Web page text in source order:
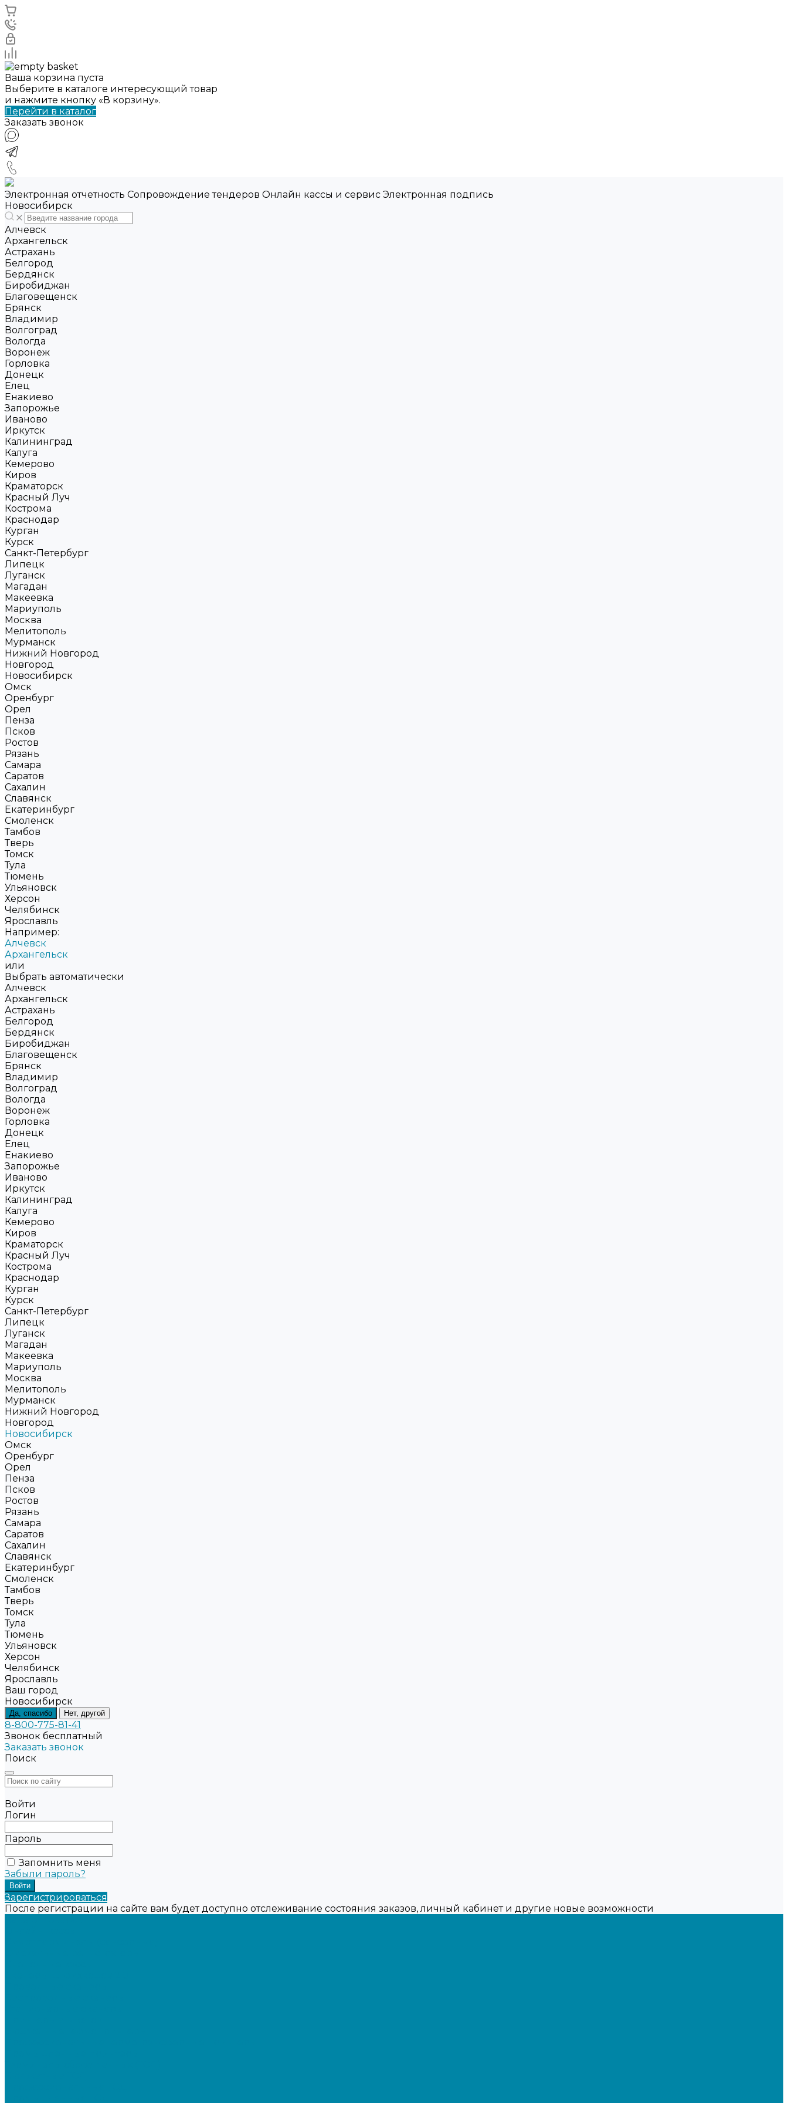
Ваша корзина пуста
Выберите в каталоге интересующий товар
и нажмите кнопку «В корзину».
Перейти в каталог
Заказать звонок
Электронная отчетность Сопровождение тендеров Онлайн кассы и сервис Электронная подпись
Новосибирск
Алчевск
Архангельск
Астрахань
Белгород
Бердянск
Биробиджан
Благовещенск
Брянск
Владимир
Волгоград
Вологда
Воронеж
Горловка
Донецк
Елец
Енакиево
Запорожье
Иваново
Иркутск
Калининград
Калуга
Кемерово
Киров
Краматорск
Красный Луч
Кострома
Краснодар
Курган
Курск
Санкт-Петербург
Липецк
Луганск
Магадан
Макеевка
Мариуполь
Москва
Мелитополь
Мурманск
Нижний Новгород
Новгород
Новосибирск
Омск
Оренбург
Орел
Пенза
Псков
Ростов
Рязань
Самара
Саратов
Сахалин
Славянск
Екатеринбург
Смоленск
Тамбов
Тверь
Томск
Тула
Тюмень
Ульяновск
Херсон
Челябинск
Ярославль
Например:
Алчевск
Архангельск
или
Выбрать автоматически
Алчевск
Архангельск
Астрахань
Белгород
Бердянск
Биробиджан
Благовещенск
Брянск
Владимир
Волгоград
Вологда
Воронеж
Горловка
Донецк
Елец
Енакиево
Запорожье
Иваново
Иркутск
Калининград
Калуга
Кемерово
Киров
Краматорск
Красный Луч
Кострома
Краснодар
Курган
Курск
Санкт-Петербург
Липецк
Луганск
Магадан
Макеевка
Мариуполь
Москва
Мелитополь
Мурманск
Нижний Новгород
Новгород
Новосибирск
Омск
Оренбург
Орел
Пенза
Псков
Ростов
Рязань
Самара
Саратов
Сахалин
Славянск
Екатеринбург
Смоленск
Тамбов
Тверь
Томск
Тула
Тюмень
Ульяновск
Херсон
Челябинск
Ярославль
Ваш город
Новосибирск
Да, спасибо Нет, другой
8-800-775-81-41
Звонок бесплатный
Заказать звонок
Поиск
Войти
Логин
Пароль
Запомнить меня
Забыли пароль?
Зарегистрироваться
После регистрации на сайте вам будет доступно отслеживание состояния заказов, личный кабинет и другие новые возможности